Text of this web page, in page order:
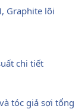
Graphite lõi
chi tiết
tóc giả sợi tổng